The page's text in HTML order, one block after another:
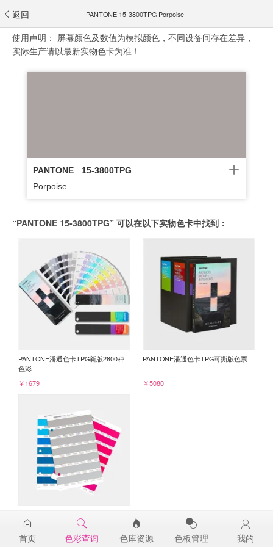
返回 PANTONE 15-3800TPG Porpoise
使用声明： 屏幕颜色及数值为模拟颜色，不同设备间存在差异，
实际生产请以最新实物色卡为准！
PANTONE
15-3800TPG
Porpoise
“PANTONE 15-3800TPG” 可以在以下实物色卡中找到：
PANTONE潘通色卡TPG新版2800种
色彩
￥1679
PANTONE潘通色卡TPG可撕版色票
￥5080
15-3800TPG
￥98
首页 色彩查询 色库资源 色板管理 我的